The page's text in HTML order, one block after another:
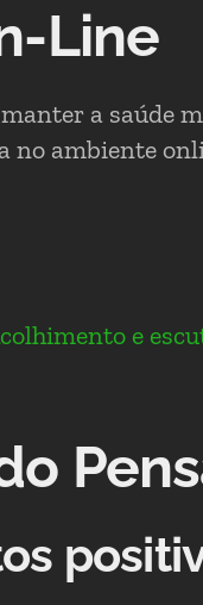
Line
a saúde
ambiente
e